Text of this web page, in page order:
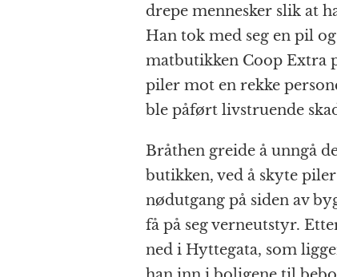
drepe mennesker slik at
Han tok med seg en pil
matbutikken Coop Extra
piler mot en rekke
ble påført livstruende
Bråthen greide å unngå
butikken, ved å skyte
nødutgang på siden av
få på seg verneutstyr.
ned i Hyttegata, som